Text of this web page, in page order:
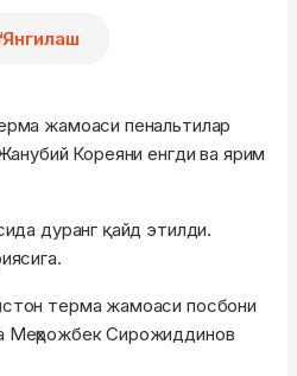
Янгилаш
жамоаси пенальтилар
Кореяни енгди ва ярим
дуранг қайд этилди.
терма жамоаси посбони
Сирожиддинов